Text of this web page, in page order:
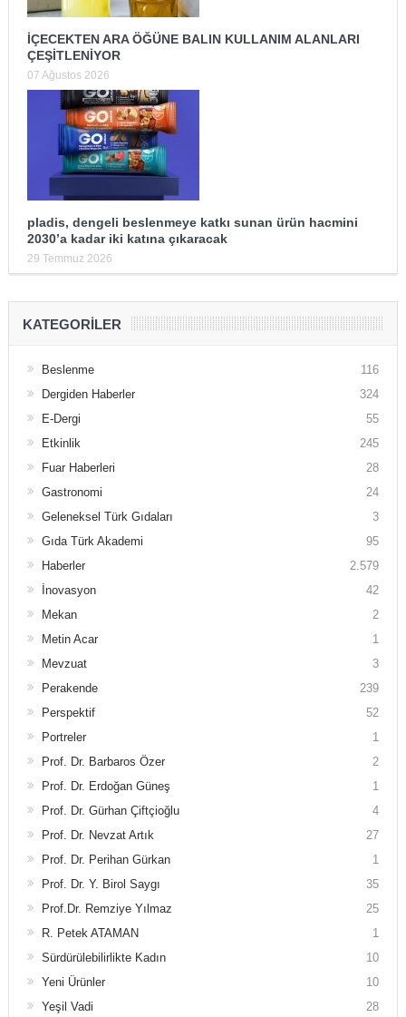
İÇECEKTEN ARA ÖĞÜNE BALIN KULLANIM ALANLARI
ÇEŞİTLENİYOR
07 Ağustos 2026
pladis, dengeli beslenmeye katkı sunan ürün hacmini
2030’a kadar iki katına çıkaracak
29 Temmuz 2026
KATEGORILER
Beslenme
116
Dergiden Haberler
324
E-Dergi
55
Etkinlik
245
Fuar Haberleri
28
Gastronomi
24
Geleneksel Türk Gıdaları
3
Gıda Türk Akademi
95
Haberler
2.579
İnovasyon
42
Mekan
2
Metin Acar
1
Mevzuat
3
Perakende
239
Perspektif
52
Portreler
1
Prof. Dr. Barbaros Özer
2
Prof. Dr. Erdoğan Güneş
1
Prof. Dr. Gürhan Çiftçioğlu
4
Prof. Dr. Nevzat Artık
27
Prof. Dr. Perihan Gürkan
1
Prof. Dr. Y. Birol Saygı
35
Prof.Dr. Remziye Yılmaz
25
R. Petek ATAMAN
1
Sürdürülebilirlikte Kadın
10
Yeni Ürünler
10
Yeşil Vadi
28